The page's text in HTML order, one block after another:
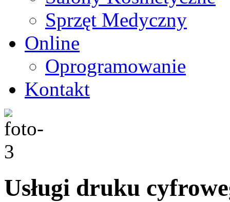
Sprzęt Medyczny
Online
Oprogramowanie
Kontakt
Usługi druku